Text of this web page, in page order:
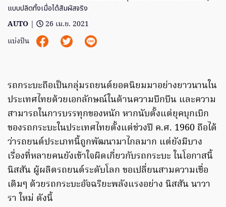
แบบปลิดทิ้งเมื่อได้สัมผัสจริง
AUTO |
26 เม.ย. 2021
แบ่งปัน
รถกระบะถือเป็นกลุ่มรถยนต์ยอดนิยมมาอย่างยาวนานใน
ประเทศไทยด้วยเอกลักษณ์ในด้านความบึกบึน และความ
สามารถในการบรรทุกของหนัก หากนับตั้งแต่ยุคบุกเบิก
ของรถกระบะในประเทศไทยตั้งแต่ช่วงปี ค.ศ. 1960 ถือได้
ว่ารถยนต์ประเภทนี้ถูกพัฒนามาไกลมาก แต่ยังมีบาง
เรื่องที่หลายคนยังเข้าใจผิดเกี่ยวกับรถกระบะ ในโอกาสนี้
นิสสัน ผู้ผลิตรถยนต์ระดับโลก ขอเปลี่ยนสามความเชื่อ
เดิมๆ ด้วยรถกระบะอัจฉริยะพลังแรงอย่าง นิสสัน นาวา
รา ใหม่ ดังนี้